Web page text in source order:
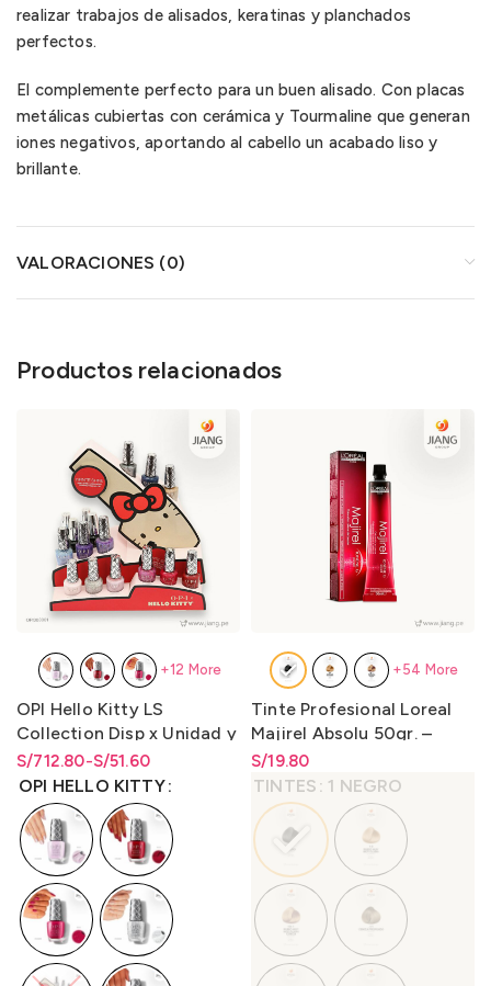
realizar trabajos de alisados, keratinas y planchados
perfectos.
El complemente perfecto para un buen alisado. Con placas
metálicas cubiertas con cerámica y Tourmaline que generan
iones negativos, aportando al cabello un acabado liso y
brillante.
VALORACIONES (0)
Productos relacionados
OPI Hello Kitty LS
Collection Disp x Unidad y
Disp. x Kit 16
(Is/Bcoat/Tcoat) 15ml.
S/51.60
-
S/712.80
Rango de precios: desde
S/51.60 hasta S/712.80
Rango de precios: desde
S/51.60hastaS/712.80
OPI HELLO KITTY
+12 More
Tinte Profesional Loreal
Majirel Absolu 50gr. –
LO3000M1
S/19.80
Rango de precios: desde
S/19.80hastaS/19.80
TINTES 1 NEGRO
+54 More